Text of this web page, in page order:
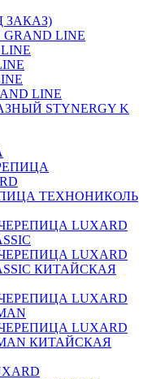
LINE
LINE
STYNERGY K
ТЕХНОНИКОЛЬ
LUXARD
LUXARD
КИТАЙСКАЯ
LUXARD
LUXARD
КИТАЙСКАЯ